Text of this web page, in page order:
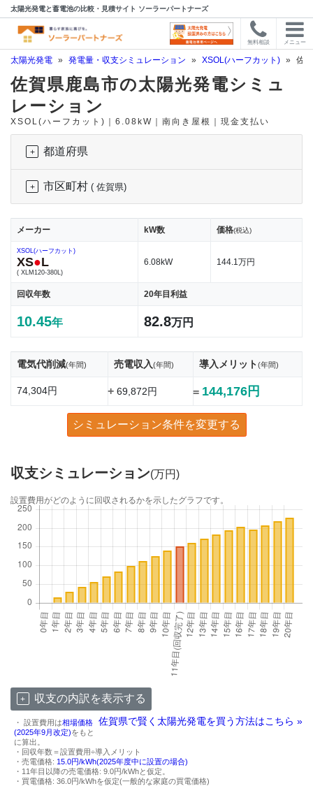
太陽光発電と蓄電池の比較・見積サイト ソーラーパートナーズ
無料相談 メニュー
太陽光発電 » 発電量・収支シミュレーション » XSOL(ハーフカット) » 佐
佐賀県鹿島市の太陽光発電シミュ
レーション
XSOL(ハーフカット)｜6.08kW｜南向き屋根｜現金支払い
都道府県
市区町村 ( 佐賀県)
メーカー kW数 価格(税込)
XSOL(ハーフカット)
XS●L
( XLM120-380L)
6.08kW 144.1万円
回収年数 20年目利益
10.45年 82.8万円
電気代削減(年間) 売電収入(年間) 導入メリット(年間)
74,304円 +69,872円 = 144,176円
シミュレーション条件を変更する
収支シミュレーション(万円)
設置費用がどのように回収されるかを示したグラフです。
収支の内訳を表示する
佐賀県で賢く太陽光発電を買う方法はこちら »
・ 設置費用は相場価格
(2025年9月改定)をもと
に算出。
・回収年数＝設置費用÷導入メリット
・売電価格: 15.0円/kWh(2025年度中に設置の場合)
・11年目以降の売電価格: 9.0円/kWhと仮定。
・買電価格: 36.0円/kWhを仮定(一般的な家庭の買電価格)